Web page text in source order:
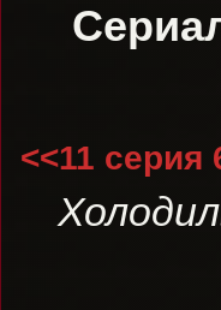
<<11 серия